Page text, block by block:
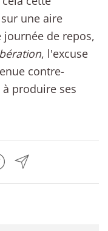
une aire
de repos,
, l'excuse
contre-
produire ses